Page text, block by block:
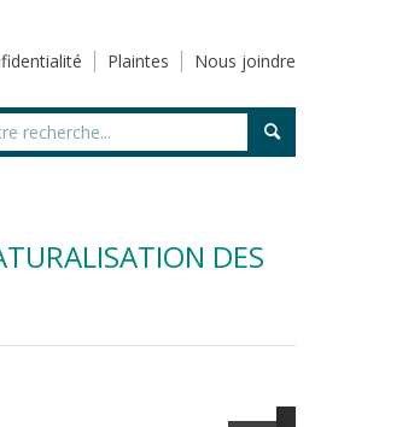
Plaintes Nous joindre
DES